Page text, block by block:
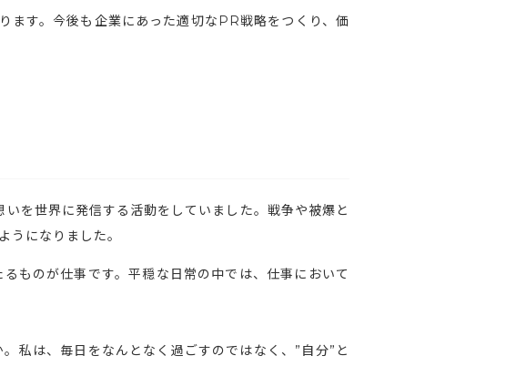
ます。今後も企業にあった適切なPR戦略をつくり、価
を世界に発信する活動をしていました。戦争や被爆と
うになりました。
ものが仕事です。平穏な日常の中では、仕事において
私は、毎日をなんとなく過ごすのではなく、”自分”と